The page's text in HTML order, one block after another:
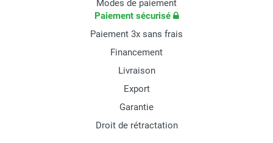
Modes de paiement
Paiement sécurisé
Paiement 3x sans frais
Financement
Livraison
Export
Garantie
Droit de rétractation